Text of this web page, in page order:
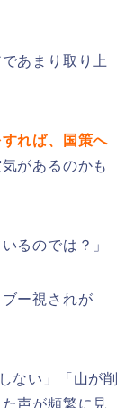
あまり取り上
れば、国策へ
があるのかも
るのでは？」
ー視されが
ない」「山が削
声が頻繁に見